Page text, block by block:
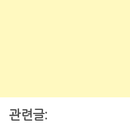
관련글: